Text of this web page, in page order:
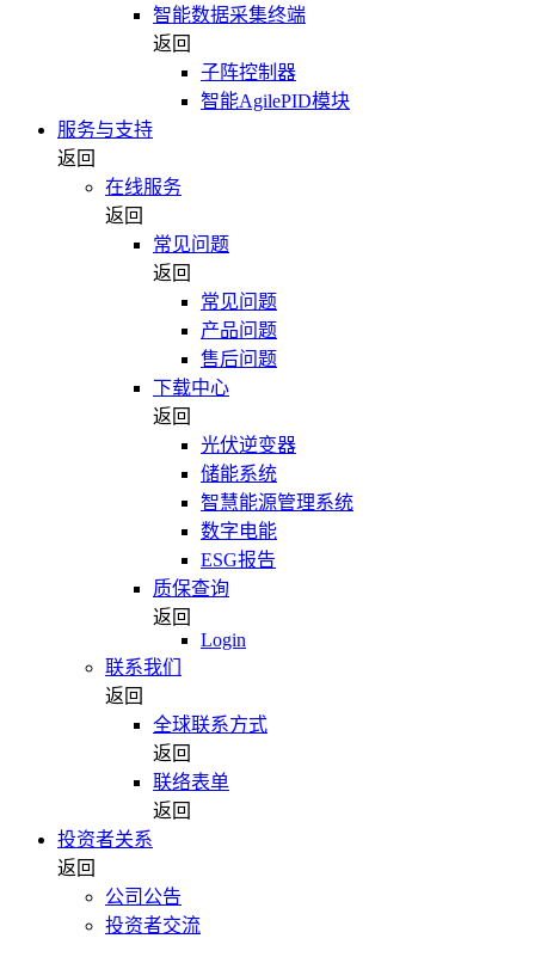
智能数据采集终端
返回
子阵控制器
智能AgilePID模块
服务与支持
返回
在线服务
返回
常见问题
返回
常见问题
产品问题
售后问题
下载中心
返回
光伏逆变器
储能系统
智慧能源管理系统
数字电能
ESG报告
质保查询
返回
Login
联系我们
返回
全球联系方式
返回
联络表单
返回
投资者关系
返回
公司公告
投资者交流